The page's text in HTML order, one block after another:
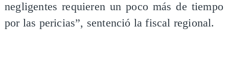
negligentes requieren un poco más de tiempo
por las pericias”, sentenció la fiscal regional.